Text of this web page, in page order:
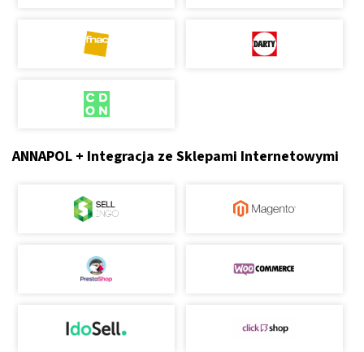
ANNAPOL + Integracja ze Sklepami Internetowymi